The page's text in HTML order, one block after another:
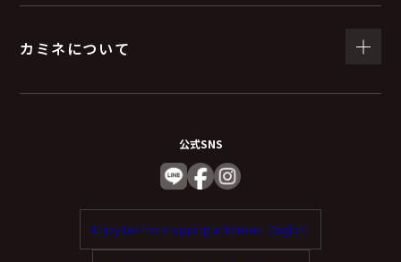
カミネについて
公式SNS
Enjoy tax-free shopping at Kamine. (English)